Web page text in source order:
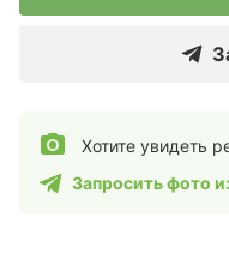
Хотите увидеть
Запросить фото